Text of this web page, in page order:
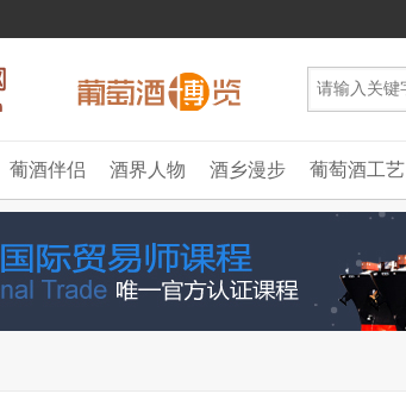
葡酒伴侣 酒界人物 酒乡漫步 葡萄酒工艺